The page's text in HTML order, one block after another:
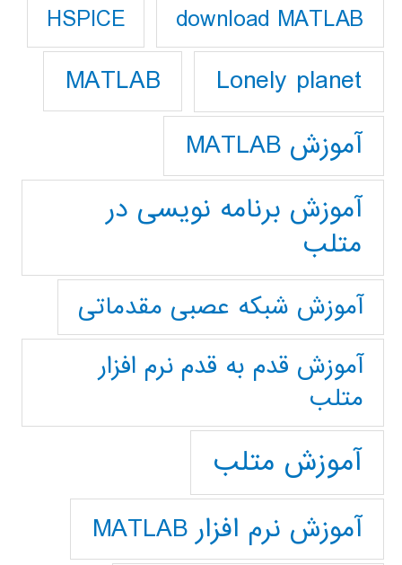
download MATLAB
HSPICE
Lonely planet
MATLAB
آموزش MATLAB
آموزش برنامه نویسی در
متلب
آموزش شبکه عصبی مقدماتی
آموزش قدم به قدم نرم افزار
متلب
آموزش متلب
آموزش نرم افزار MATLAB